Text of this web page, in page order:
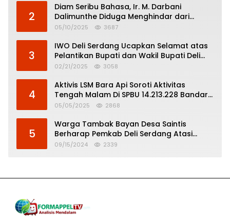
2
Diam Seribu Bahasa, Ir. M. Darbani
Dalimunthe Diduga Menghindar dari
Pertanggungjawaban Politik
05/10/2025 3687
3
IWO Deli Serdang Ucapkan Selamat atas
Pelantikan Bupati dan Wakil Bupati Deli
Serdang
02/21/2025 3058
4
Aktivis LSM Bara Api Soroti Aktivitas
Tengah Malam Di SPBU 14.213.228 Bandar
Tinggi
05/05/2025 2868
5
Warga Tambak Bayan Desa Saintis
Berharap Pemkab Deli Serdang Atasi
Banjir
09/15/2024 2339